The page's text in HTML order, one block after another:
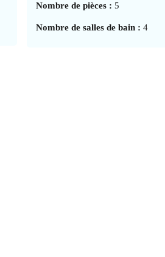
Nombre de pièces : 5
Nombre de salles de bain : 4